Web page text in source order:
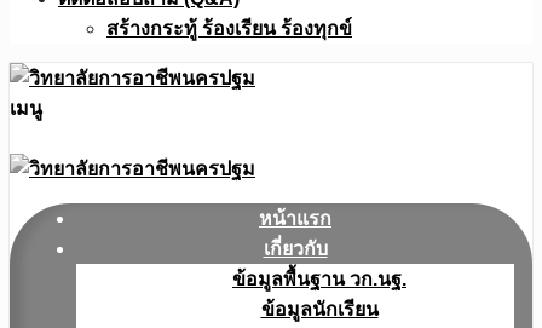
สร้างกระทู้ ร้องเรียน ร้องทุกข์
เมนู
หน้าแรก
เกี่ยวกับ
ข้อมูลพื้นฐาน วก.นฐ.
ข้อมูลนักเรียน